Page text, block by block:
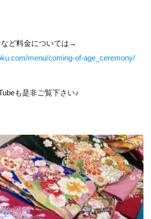
ど料金については→
menu/coming-of-age_ceremony/
も是非ご覧下さい♪